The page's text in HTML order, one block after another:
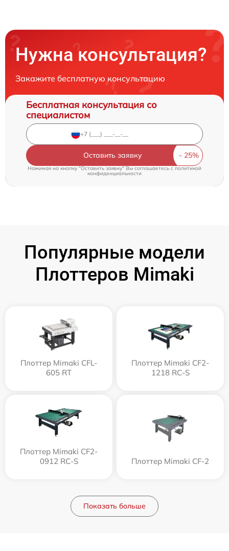
Нужна консультация?
Закажите бесплатную консультацию
Бесплатная консультация со
специалистом
Оставить заявку
Нажимая на кнопку "Оставить заявку" Вы соглашаетесь cполитикой
конфиденциальности
Популярные модели
Плоттеров Mimaki
Плоттер Mimaki CFL-
605 RT
Плоттер Mimaki CF2-
1218 RC-S
Плоттер Mimaki CF2-
0912 RC-S
Плоттер Mimaki CF-2
Показать больше